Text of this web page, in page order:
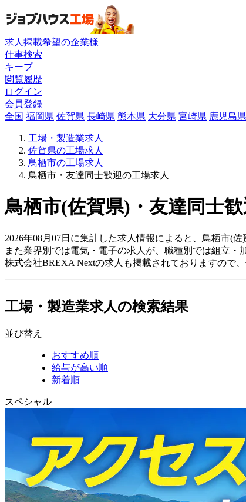
求人掲載希望の企業様
仕事検索
キープ
閲覧履歴
ログイン
会員登録
全国 福岡県 佐賀県 長崎県 熊本県 大分県 宮崎県 鹿児島県
工場・製造業求人
佐賀県の工場求人
鳥栖市の工場求人
鳥栖市・友達同士歓迎の工場求人
鳥栖市(佐賀県)・友達同士
2026年08月07日に集計した求人情報によると、鳥栖市(
また業界別では電気・電子の求人が、職種別では組立・
株式会社BREXA Nextの求人も掲載されておりますので
工場・製造業求人の検索結果
並び替え
おすすめ順
給与が高い順
新着順
スペシャル